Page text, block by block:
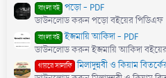
)
বাংলা বই পড়ো - PDF
ডাউনলোড করুন পড়ো বইয়ের পিডিএফ
বাংলা বই ইজমায়ি আকিদা - PDF
ডাউনলোড করুন ইজমায়ি আকিদা
গায়রে সালাফি মিলাদুন্নবী ও কিয়াম